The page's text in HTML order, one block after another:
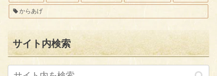
からあげ
サイト内検索